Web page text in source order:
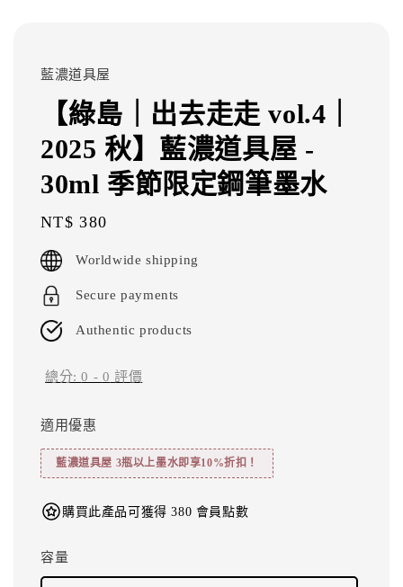
藍濃道具屋
【綠島｜出去走走 vol.4｜
2025 秋】藍濃道具屋 -
30ml 季節限定鋼筆墨水
Regular
price
NT$ 380
Worldwide shipping
Secure payments
Authentic products
總分:0 - 0 評價
適用優惠
藍濃道具屋 3瓶以上墨水即享10%折扣！
購買此產品可獲得 380 會員點數
容量